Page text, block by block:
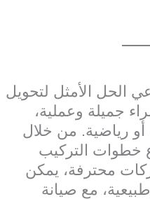
الحل الأمثل لتحويل
جميلة وعملية،
أو رياضية. من خلال
خطوات التركيب
محترفة، يمكن
مع صيانة